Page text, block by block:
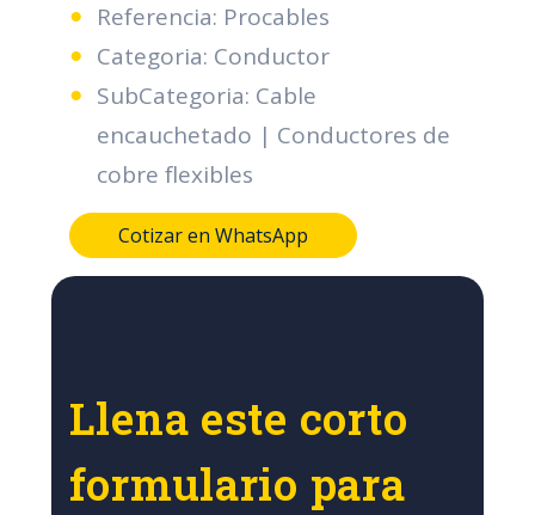
Referencia: Procables
Categoria: Conductor
SubCategoria: Cable
encauchetado | Conductores de
cobre flexibles
Cotizar en WhatsApp
Llena este corto
formulario para